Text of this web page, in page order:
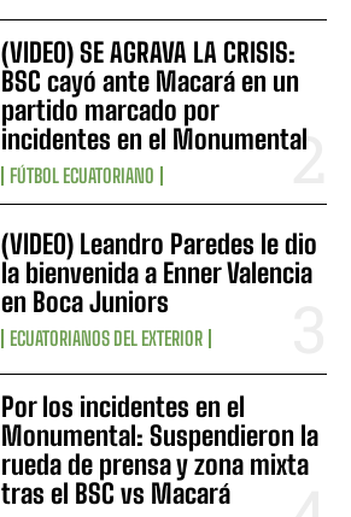
(VIDEO) SE AGRAVA LA CRISIS:
BSC cayó ante Macará en un
partido marcado por
incidentes en el Monumental
FÚTBOL ECUATORIANO
(VIDEO) Leandro Paredes le dio
la bienvenida a Enner Valencia
en Boca Juniors
ECUATORIANOS DEL EXTERIOR
Por los incidentes en el
Monumental: Suspendieron la
rueda de prensa y zona mixta
tras el BSC vs Macará